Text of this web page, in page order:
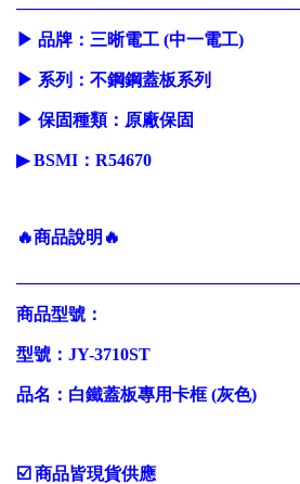
▶ 品牌：三晰電工 (中一電工)
▶ 系列：不鋼鋼蓋板系列
▶ 保固種類：原廠保固
▶ BSMI：R54670
🔥商品說明🔥
商品型號：
型號：JY-3710ST
品名：白鐵蓋板專用卡框 (灰色)
☑️ 商品皆現貨供應